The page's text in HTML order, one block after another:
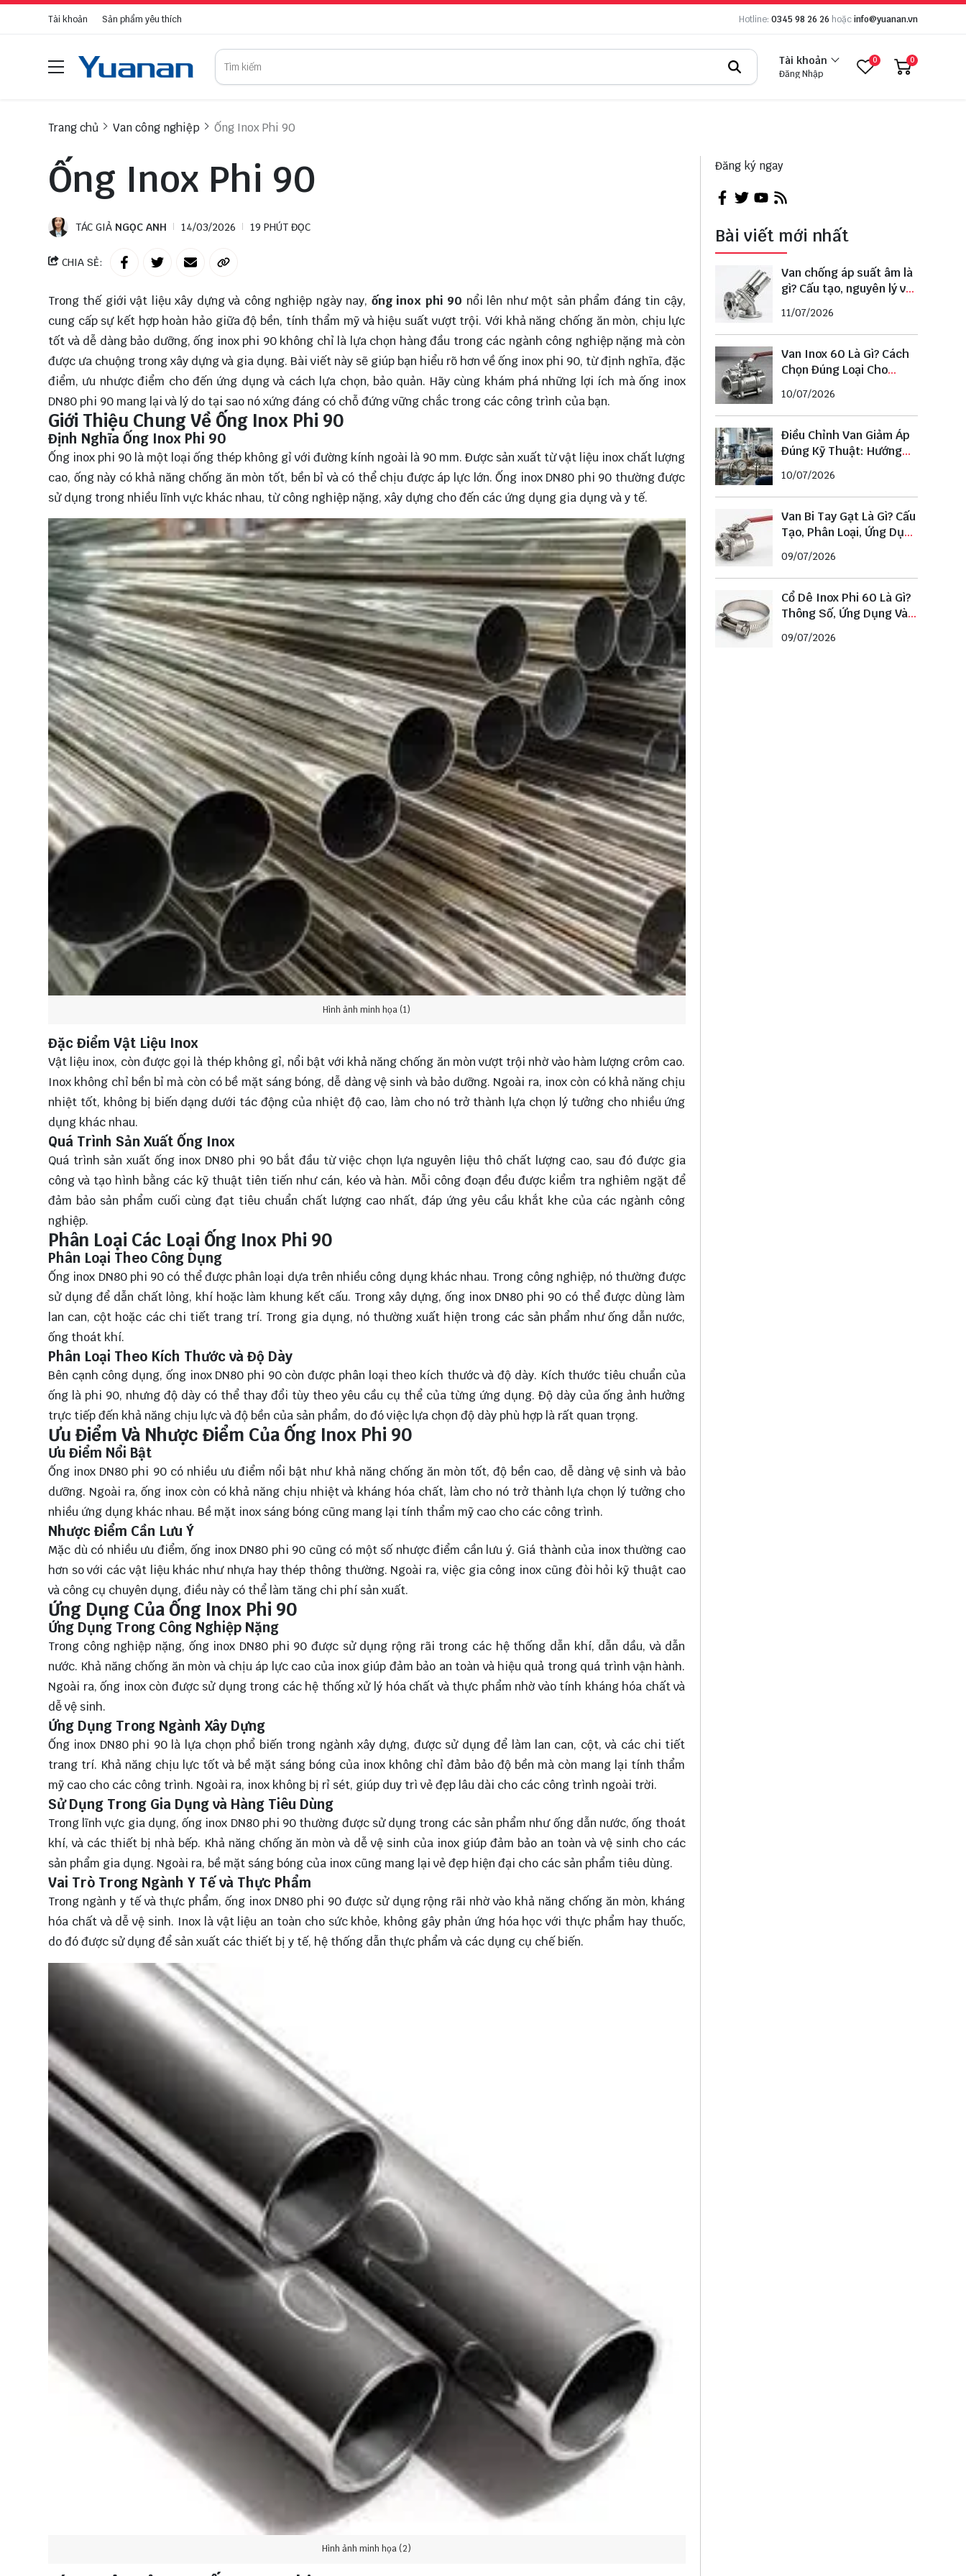
Tài khoản Sản phẩm yêu thích Hotline: 0345 98 26 26 hoặcinfo@yuanan.vn
Tài khoản
Đăng Nhập
0 0
Trang chủ Van công nghiệp Ống Inox Phi 90
Ống Inox Phi 90
TÁC GIẢ NGỌC ANH 14/03/2026 19 PHÚT ĐỌC
CHIA SẺ:
Trong thế giới vật liệu xây dựng và công nghiệp ngày nay, ống inox phi 90 nổi lên như một sản phẩm đáng tin cậy,
cung cấp sự kết hợp hoàn hảo giữa độ bền, tính thẩm mỹ và hiệu suất vượt trội. Với khả năng chống ăn mòn, chịu lực
tốt và dễ dàng bảo dưỡng, ống inox phi 90 không chỉ là lựa chọn hàng đầu trong các ngành công nghiệp nặng mà còn
được ưa chuộng trong xây dựng và gia dụng. Bài viết này sẽ giúp bạn hiểu rõ hơn về ống inox phi 90, từ định nghĩa, đặc
điểm, ưu nhược điểm cho đến ứng dụng và cách lựa chọn, bảo quản. Hãy cùng khám phá những lợi ích mà ống inox
DN80 phi 90 mang lại và lý do tại sao nó xứng đáng có chỗ đứng vững chắc trong các công trình của bạn.
Giới Thiệu Chung Về Ống Inox Phi 90
Định Nghĩa Ống Inox Phi 90
Ống inox phi 90 là một loại ống thép không gỉ với đường kính ngoài là 90 mm. Được sản xuất từ vật liệu inox chất lượng
cao, ống này có khả năng chống ăn mòn tốt, bền bỉ và có thể chịu được áp lực lớn. Ống inox DN80 phi 90 thường được
sử dụng trong nhiều lĩnh vực khác nhau, từ công nghiệp nặng, xây dựng cho đến các ứng dụng gia dụng và y tế.
Hình ảnh minh họa (1)
Đặc Điểm Vật Liệu Inox
Vật liệu inox, còn được gọi là thép không gỉ, nổi bật với khả năng chống ăn mòn vượt trội nhờ vào hàm lượng crôm cao.
Inox không chỉ bền bỉ mà còn có bề mặt sáng bóng, dễ dàng vệ sinh và bảo dưỡng. Ngoài ra, inox còn có khả năng chịu
nhiệt tốt, không bị biến dạng dưới tác động của nhiệt độ cao, làm cho nó trở thành lựa chọn lý tưởng cho nhiều ứng
dụng khác nhau.
Quá Trình Sản Xuất Ống Inox
Quá trình sản xuất ống inox DN80 phi 90 bắt đầu từ việc chọn lựa nguyên liệu thô chất lượng cao, sau đó được gia
công và tạo hình bằng các kỹ thuật tiên tiến như cán, kéo và hàn. Mỗi công đoạn đều được kiểm tra nghiêm ngặt để
đảm bảo sản phẩm cuối cùng đạt tiêu chuẩn chất lượng cao nhất, đáp ứng yêu cầu khắt khe của các ngành công
nghiệp.
Phân Loại Các Loại Ống Inox Phi 90
Phân Loại Theo Công Dụng
Ống inox DN80 phi 90 có thể được phân loại dựa trên nhiều công dụng khác nhau. Trong công nghiệp, nó thường được
sử dụng để dẫn chất lỏng, khí hoặc làm khung kết cấu. Trong xây dựng, ống inox DN80 phi 90 có thể được dùng làm
lan can, cột hoặc các chi tiết trang trí. Trong gia dụng, nó thường xuất hiện trong các sản phẩm như ống dẫn nước,
ống thoát khí.
Phân Loại Theo Kích Thước và Độ Dày
Bên cạnh công dụng, ống inox DN80 phi 90 còn được phân loại theo kích thước và độ dày. Kích thước tiêu chuẩn của
ống là phi 90, nhưng độ dày có thể thay đổi tùy theo yêu cầu cụ thể của từng ứng dụng. Độ dày của ống ảnh hưởng
trực tiếp đến khả năng chịu lực và độ bền của sản phẩm, do đó việc lựa chọn độ dày phù hợp là rất quan trọng.
Ưu Điểm Và Nhược Điểm Của Ống Inox Phi 90
Ưu Điểm Nổi Bật
Ống inox DN80 phi 90 có nhiều ưu điểm nổi bật như khả năng chống ăn mòn tốt, độ bền cao, dễ dàng vệ sinh và bảo
dưỡng. Ngoài ra, ống inox còn có khả năng chịu nhiệt và kháng hóa chất, làm cho nó trở thành lựa chọn lý tưởng cho
nhiều ứng dụng khác nhau. Bề mặt inox sáng bóng cũng mang lại tính thẩm mỹ cao cho các công trình.
Nhược Điểm Cần Lưu Ý
Mặc dù có nhiều ưu điểm, ống inox DN80 phi 90 cũng có một số nhược điểm cần lưu ý. Giá thành của inox thường cao
hơn so với các vật liệu khác như nhựa hay thép thông thường. Ngoài ra, việc gia công inox cũng đòi hỏi kỹ thuật cao
và công cụ chuyên dụng, điều này có thể làm tăng chi phí sản xuất.
Ứng Dụng Của Ống Inox Phi 90
Ứng Dụng Trong Công Nghiệp Nặng
Trong công nghiệp nặng, ống inox DN80 phi 90 được sử dụng rộng rãi trong các hệ thống dẫn khí, dẫn dầu, và dẫn
nước. Khả năng chống ăn mòn và chịu áp lực cao của inox giúp đảm bảo an toàn và hiệu quả trong quá trình vận hành.
Ngoài ra, ống inox còn được sử dụng trong các hệ thống xử lý hóa chất và thực phẩm nhờ vào tính kháng hóa chất và
dễ vệ sinh.
Ứng Dụng Trong Ngành Xây Dựng
Ống inox DN80 phi 90 là lựa chọn phổ biến trong ngành xây dựng, được sử dụng để làm lan can, cột, và các chi tiết
trang trí. Khả năng chịu lực tốt và bề mặt sáng bóng của inox không chỉ đảm bảo độ bền mà còn mang lại tính thẩm
mỹ cao cho các công trình. Ngoài ra, inox không bị rỉ sét, giúp duy trì vẻ đẹp lâu dài cho các công trình ngoài trời.
Sử Dụng Trong Gia Dụng và Hàng Tiêu Dùng
Trong lĩnh vực gia dụng, ống inox DN80 phi 90 thường được sử dụng trong các sản phẩm như ống dẫn nước, ống thoát
khí, và các thiết bị nhà bếp. Khả năng chống ăn mòn và dễ vệ sinh của inox giúp đảm bảo an toàn và vệ sinh cho các
sản phẩm gia dụng. Ngoài ra, bề mặt sáng bóng của inox cũng mang lại vẻ đẹp hiện đại cho các sản phẩm tiêu dùng.
Vai Trò Trong Ngành Y Tế và Thực Phẩm
Trong ngành y tế và thực phẩm, ống inox DN80 phi 90 được sử dụng rộng rãi nhờ vào khả năng chống ăn mòn, kháng
hóa chất và dễ vệ sinh. Inox là vật liệu an toàn cho sức khỏe, không gây phản ứng hóa học với thực phẩm hay thuốc,
do đó được sử dụng để sản xuất các thiết bị y tế, hệ thống dẫn thực phẩm và các dụng cụ chế biến.
Hình ảnh minh họa (2)
Đăng ký ngay
Bài viết mới nhất
Van chống áp suất âm là
gì? Cấu tạo, nguyên lý và
cách lựa chọn đúng
11/07/2026
Van Inox 60 Là Gì? Cách
Chọn Đúng Loại Cho
Đường Ống Phi 60
10/07/2026
Điều Chỉnh Van Giảm Áp
Đúng Kỹ Thuật: Hướng
Dẫn Chi Tiết Từ A–Z
10/07/2026
Van Bi Tay Gạt Là Gì? Cấu
Tạo, Phân Loại, Ứng Dụng
Và Cách Chọn Chuẩn
09/07/2026
Cổ Dê Inox Phi 60 Là Gì?
Thông Số, Ứng Dụng Và
Cách Chọn Đúng Kích
Thước
09/07/2026